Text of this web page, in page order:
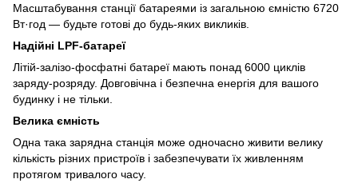
Масштабування станції батареями із загальною ємністю 6720
Вт·год — будьте готові до будь-яких викликів.
Надійні LPF-батареї
Літій-залізо-фосфатні батареї мають понад 6000 циклів
заряду-розряду. Довговічна і безпечна енергія для вашого
будинку і не тільки.
Велика ємність
Одна така зарядна станція може одночасно живити велику
кількість різних пристроїв і забезпечувати їх живленням
протягом тривалого часу.